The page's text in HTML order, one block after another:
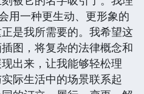
用一种更生动、更形象的
是我所需要的。我希望这
图，将复杂的法律概念和
出来，让我能够轻松理
际生活中的场景联系起